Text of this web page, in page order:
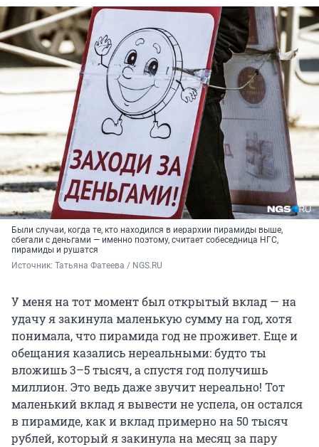
Были случаи, когда те, кто находился в иерархии пирамиды выше,
сбегали с деньгами — именно поэтому, считает собеседница НГС,
пирамиды и рушатся
Источник: Татьяна Фатеева / NGS.RU
У меня на тот момент был открытый вклад — на
удачу я закинула маленькую сумму на год, хотя
понимала, что пирамида год не проживет. Еще и
обещания казались нереальными: будто ты
вложишь 3–5 тысяч, а спустя год получишь
миллион. Это ведь даже звучит нереально! Тот
маленький вклад я вывести не успела, он остался
в пирамиде, как и вклад примерно на 50 тысяч
рублей, который я закинула на месяц за пару